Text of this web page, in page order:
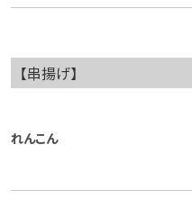
【串揚げ】
れんこん